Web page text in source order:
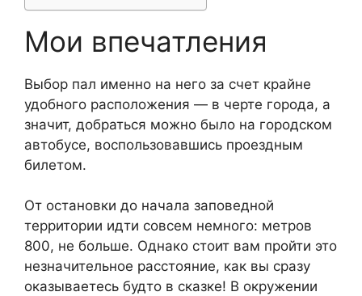
Мои впечатления
Выбор пал именно на него за счет крайне
удобного расположения — в черте города, а
значит, добраться можно было на городском
автобусе, воспользовавшись проездным
билетом.
От остановки до начала заповедной
территории идти совсем немного: метров
800, не больше. Однако стоит вам пройти это
незначительное расстояние, как вы сразу
оказываетесь будто в сказке! В окружении